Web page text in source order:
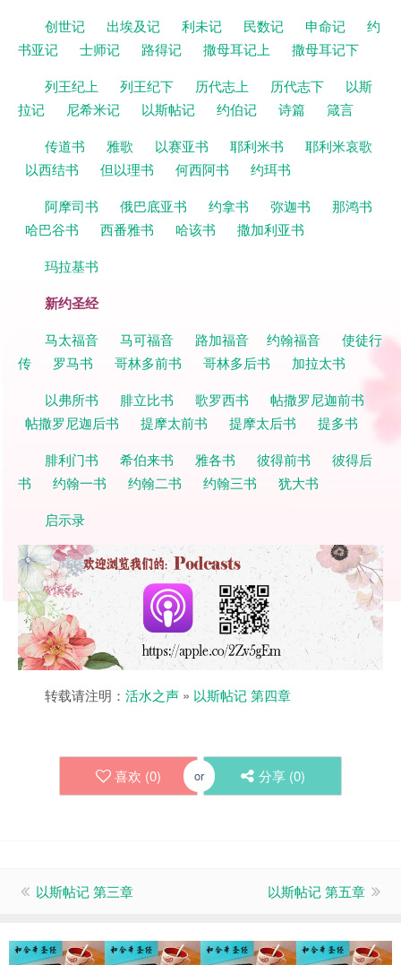
创世记 出埃及记 利未记 民数记 申命记
约
书亚记
士师记 路得记 撒母耳记上
撒母耳记下
列王纪上
列王纪下 历代志上 历代志下
以斯
拉记
尼希米记 以斯帖记 约伯记 诗篇
箴言
传道书
雅歌 以赛亚书 耶利米书
耶利米哀歌
以西结书
但以理书 何西阿书
约珥书
阿摩司书
俄巴底亚书 约拿书 弥迦书
那鸿书
哈巴谷书
西番雅书 哈该书
撒加利亚书
玛拉基书
新约圣经
马太福音 马可福音 路加福音 约翰福音
使徒行
传
罗马书 哥林多前书 哥林多后书
加拉太书
以弗所书
腓立比书 歌罗西书
帖撒罗尼迦前书
帖撒罗尼迦后书
提摩太前书 提摩太后书
提多书
腓利门书
希伯来书 雅各书 彼得前书
彼得后
书
约翰一书 约翰二书 约翰三书
犹大书
启示录
转载请注明： 活水之声 » 以斯帖记 第四章
喜欢 (0) or 分享 (0)
以斯帖记 第三章 以斯帖记 第五章